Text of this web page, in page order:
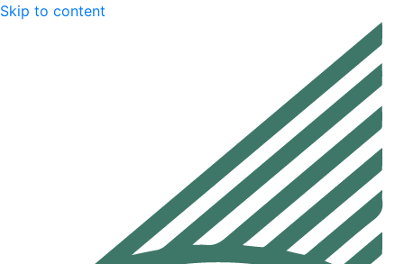
Skip to content